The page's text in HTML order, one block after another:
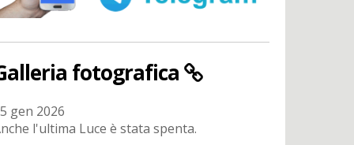
fotografica
gen 2026
l'ultima Luce è stata spenta.